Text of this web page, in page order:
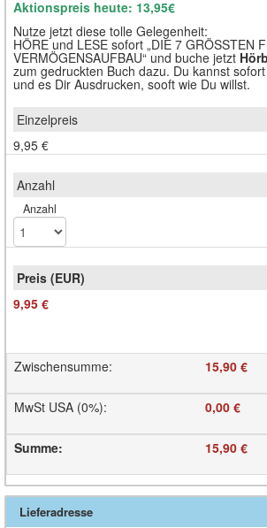
Aktionspreis heute: 13,95€
Nutze jetzt diese tolle Gelegenheit:
HÖRE und LESE sofort „DIE 7 GRÖSSTEN
VERMÖGENSAUFBAU“ und buche jetzt
zum gedruckten Buch dazu. Du kannst
und es Dir Ausdrucken, sooft wie Du willst.
9,95 €
Anzahl
9,95 €
Zwischensumme: 15,90 €
MwSt USA (0%): 0,00 €
Summe: 15,90 €
Lieferadresse